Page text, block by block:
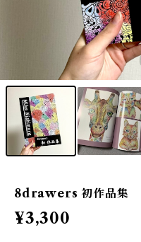
8drawers 初作品集
¥3,300